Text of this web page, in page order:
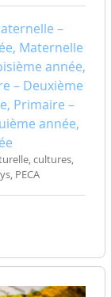
–
Maternelle
année,
– Deuxième
Primaire –
année,
cultures,
PECA